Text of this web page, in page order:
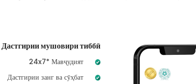
Дастгирии мушовири тиббӣ
24x7* Мавҷудият
Дастгирии занг ва сӯҳбат